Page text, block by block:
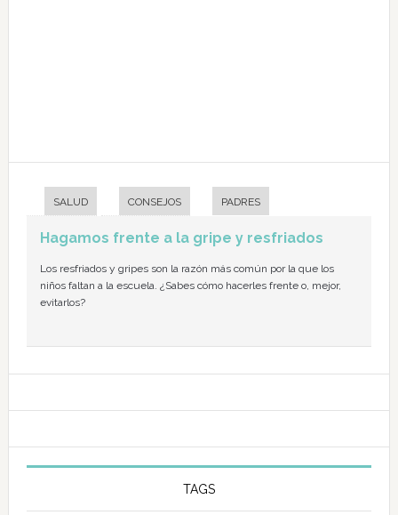
SALUD CONSEJOS PADRES
Hagamos frente a la gripe y resfriados
Los resfriados y gripes son la razón más común por la que los
niños faltan a la escuela. ¿Sabes cómo hacerles frente o, mejor,
evitarlos?
TAGS